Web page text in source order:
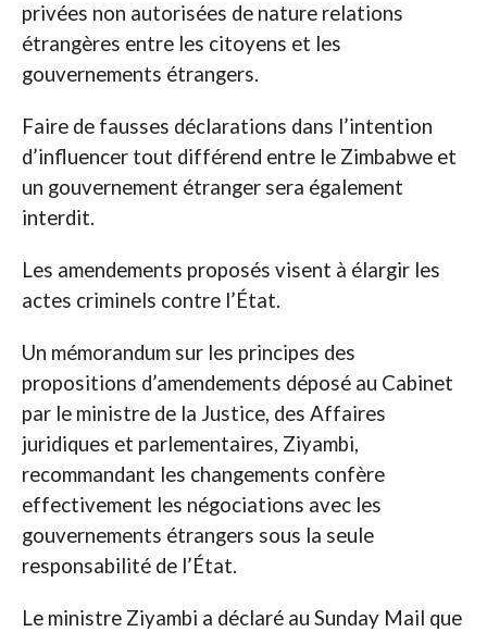
privées non autorisées de nature relations
étrangères entre les citoyens et les
gouvernements étrangers.
Faire de fausses déclarations dans l’intention
d’influencer tout différend entre le Zimbabwe et
un gouvernement étranger sera également
interdit.
Les amendements proposés visent à élargir les
actes criminels contre l’État.
Un mémorandum sur les principes des
propositions d’amendements déposé au Cabinet
par le ministre de la Justice, des Affaires
juridiques et parlementaires, Ziyambi,
recommandant les changements confère
effectivement les négociations avec les
gouvernements étrangers sous la seule
responsabilité de l’État.
Le ministre Ziyambi a déclaré au Sunday Mail que